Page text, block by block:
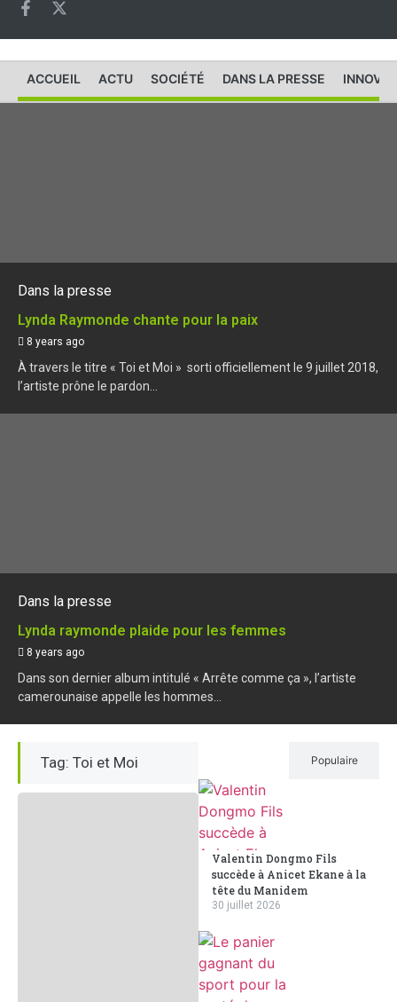
ACCUEIL ACTU SOCIÉTÉ DANS LA PRESSE
Dans la presse
Lynda Raymonde chante pour la paix
8 years ago
À travers le titre « Toi et Moi » sorti officiellement le 9 juillet 2018,
l’artiste prône le pardon...
Dans la presse
Lynda raymonde plaide pour les femmes
8 years ago
Dans son dernier album intitulé « Arrête comme ça », l’artiste
camerounaise appelle les hommes...
Tag: Toi et Moi Populaire
Valentin Dongmo Fils
succède à Anicet Ekane à la
tête du Manidem
30 juillet 2026